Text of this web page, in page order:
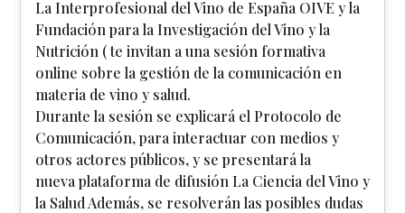
La Interprofesional del Vino de España OIVE y la
Fundación para la Investigación del Vino y la
Nutrición ( te invitan a una sesión formativa
online sobre la gestión de la comunicación en
materia de vino y salud.
Durante la sesión se explicará el Protocolo de
Comunicación, para interactuar con medios y
otros actores públicos, y se presentará la
nueva plataforma de difusión La Ciencia del Vino y
la Salud Además, se resolverán las posibles dudas